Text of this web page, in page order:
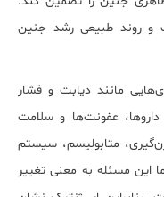
و روند طبیعی رشد جنین
مانند دیابت و فشار
عفونت‌ها و سلامت
متابولیسم، سیستم
این مسئله به معنی تغییر